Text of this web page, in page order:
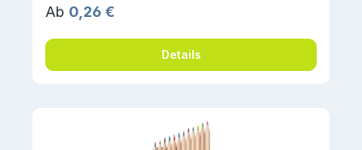
Regulärer Preis:
Ab 0,26 €
Details